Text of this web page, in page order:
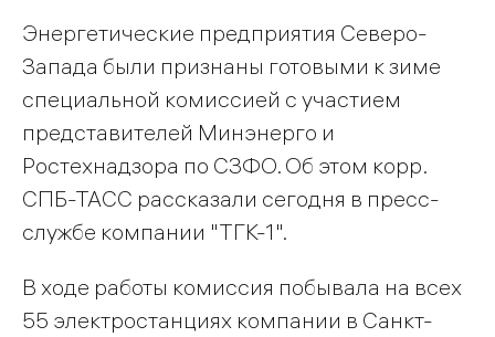
Энергетические предприятия Северо-
Запада были признаны готовыми к зиме
специальной комиссией с участием
представителей Минэнерго и
Ростехнадзора по СЗФО. Об этом корр.
СПБ-ТАСС рассказали сегодня в пресс-
службе компании "ТГК-1".
В ходе работы комиссия побывала на всех
55 электростанциях компании в Санкт-